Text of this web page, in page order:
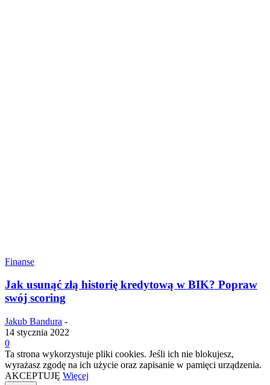
Finanse
Jak usunąć złą historię kredytową w BIK? Popraw
swój scoring
Jakub Bandura -
14 stycznia 2022
0
Ta strona wykorzystuje pliki cookies. Jeśli ich nie blokujesz,
wyrażasz zgodę na ich użycie oraz zapisanie w pamięci urządzenia.
AKCEPTUJĘ Więcej